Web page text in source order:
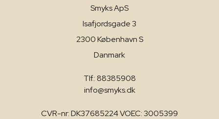
Smyks ApS
Isafjordsgade 3
2300 København S
Danmark
Tlf.: 88385908
info@smyks.dk
CVR-nr: DK37685224 VOEC: 3005399